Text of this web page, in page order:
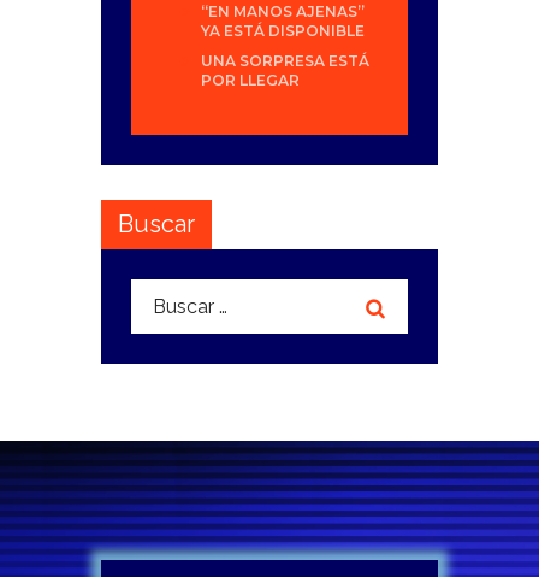
“EN MANOS AJENAS”
YA ESTÁ DISPONIBLE
UNA SORPRESA ESTÁ
POR LLEGAR
Buscar
Buscar: